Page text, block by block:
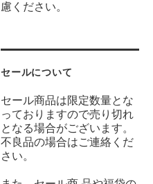
慮ください。
セールについて
セール商品は限定数量とな
っておりますので売り切れ
となる場合がございます。
不良品の場合はご連絡くだ
さい。